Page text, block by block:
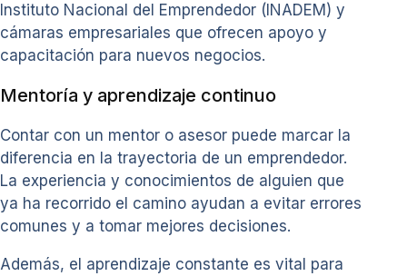
Instituto Nacional del Emprendedor (INADEM) y
cámaras empresariales que ofrecen apoyo y
capacitación para nuevos negocios.
Mentoría y aprendizaje continuo
Contar con un mentor o asesor puede marcar la
diferencia en la trayectoria de un emprendedor.
La experiencia y conocimientos de alguien que
ya ha recorrido el camino ayudan a evitar errores
comunes y a tomar mejores decisiones.
Además, el aprendizaje constante es vital para